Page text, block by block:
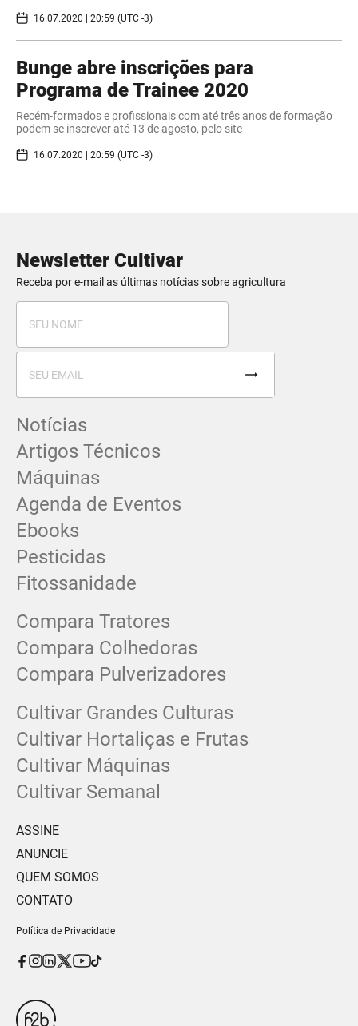
16.07.2020 | 20:59 (UTC -3)
Bunge abre inscrições para
Programa de Trainee 2020
Recém-formados e profissionais com até três anos de formação
podem se inscrever até 13 de agosto, pelo site
16.07.2020 | 20:59 (UTC -3)
Newsletter Cultivar
Receba por e-mail as últimas notícias sobre agricultura
Notícias
Artigos Técnicos
Máquinas
Agenda de Eventos
Ebooks
Pesticidas
Fitossanidade
Compara Tratores
Compara Colhedoras
Compara Pulverizadores
Cultivar Grandes Culturas
Cultivar Hortaliças e Frutas
Cultivar Máquinas
Cultivar Semanal
ASSINE
ANUNCIE
QUEM SOMOS
CONTATO
Política de Privacidade